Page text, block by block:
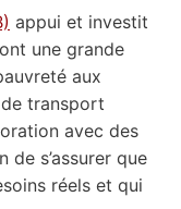
appui et investit
une grande
aux
transport
avec des
de s’assurer que
réels et qui